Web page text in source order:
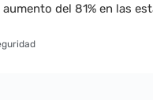
del 81% en las